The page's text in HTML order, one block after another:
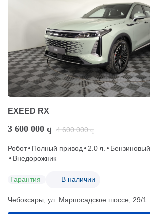
EXEED RX
3 600 000 q 4 600 000 q
Робот Полный привод 2.0 л. Бензиновый
Внедорожник
Гарантия В наличии
Чебоксары, ул. Марпосадское шоссе, 29/1